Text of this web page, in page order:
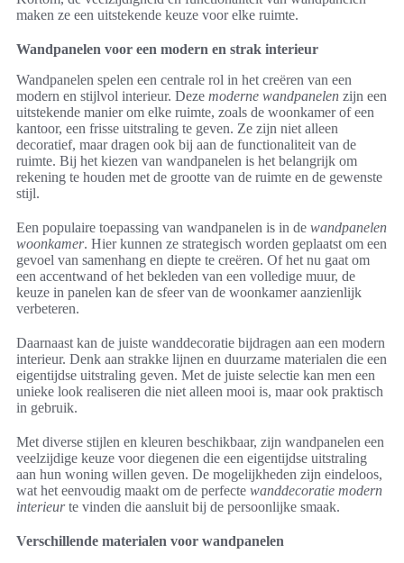
maken ze een uitstekende keuze voor elke ruimte.
Wandpanelen voor een modern en strak interieur
Wandpanelen spelen een centrale rol in het creëren van een
modern en stijlvol interieur. Deze moderne wandpanelen zijn een
uitstekende manier om elke ruimte, zoals de woonkamer of een
kantoor, een frisse uitstraling te geven. Ze zijn niet alleen
decoratief, maar dragen ook bij aan de functionaliteit van de
ruimte. Bij het kiezen van wandpanelen is het belangrijk om
rekening te houden met de grootte van de ruimte en de gewenste
stijl.
Een populaire toepassing van wandpanelen is in de wandpanelen
woonkamer. Hier kunnen ze strategisch worden geplaatst om een
gevoel van samenhang en diepte te creëren. Of het nu gaat om
een accentwand of het bekleden van een volledige muur, de
keuze in panelen kan de sfeer van de woonkamer aanzienlijk
verbeteren.
Daarnaast kan de juiste wanddecoratie bijdragen aan een modern
interieur. Denk aan strakke lijnen en duurzame materialen die een
eigentijdse uitstraling geven. Met de juiste selectie kan men een
unieke look realiseren die niet alleen mooi is, maar ook praktisch
in gebruik.
Met diverse stijlen en kleuren beschikbaar, zijn wandpanelen een
veelzijdige keuze voor diegenen die een eigentijdse uitstraling
aan hun woning willen geven. De mogelijkheden zijn eindeloos,
wat het eenvoudig maakt om de perfecte wanddecoratie modern
interieurte vinden die aansluit bij de persoonlijke smaak.
Verschillende materialen voor wandpanelen